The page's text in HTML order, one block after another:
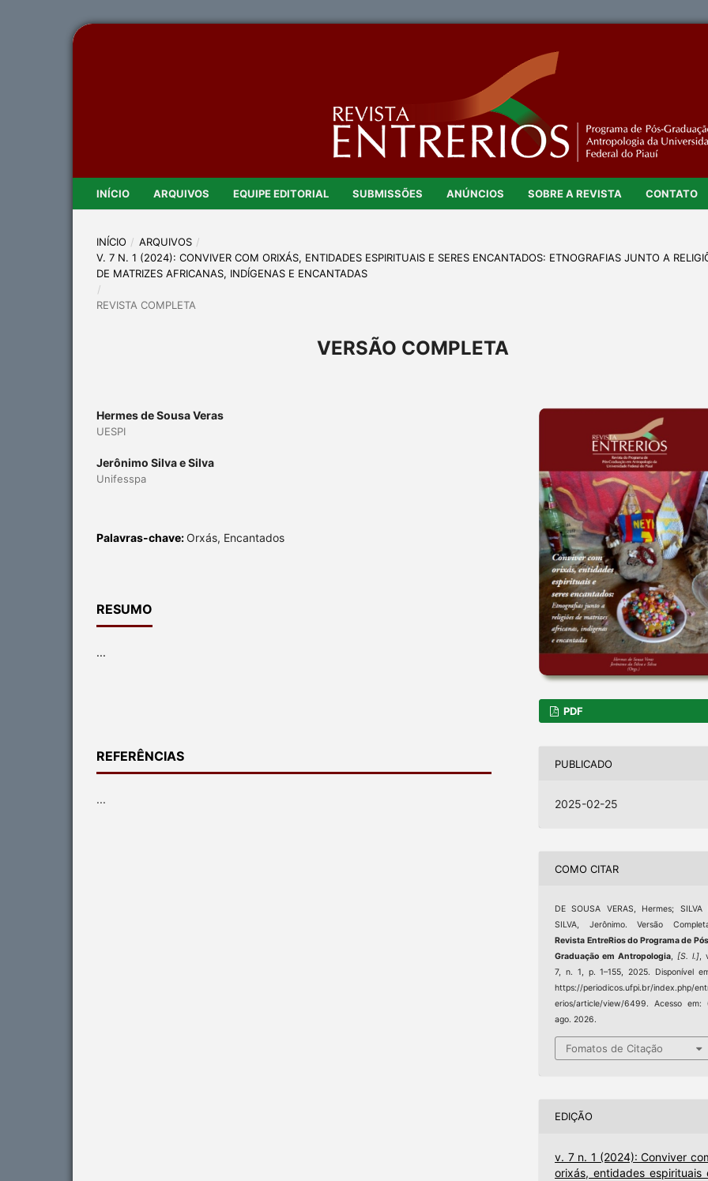
INÍCIO ARQUIVOS EQUIPE EDITORIAL SUBMISSÕES ANÚNCIOS SOBRE A REVISTA CONTATO
INÍCIO / ARQUIVOS /
V. 7 N. 1 (2024): CONVIVER COM ORIXÁS, ENTIDADES ESPIRITUAIS E SERES ENCANTADOS: ETNOGRAFIAS JUNTO A
DE MATRIZES AFRICANAS, INDÍGENAS E ENCANTADAS
/
REVISTA COMPLETA
VERSÃO COMPLETA
Hermes de Sousa Veras
UESPI
Jerônimo Silva e Silva
Unifesspa
Palavras-chave: Orxás, Encantados
RESUMO
...
REFERÊNCIAS
...
PDF
PUBLICADO
2025-02-25
COMO CITAR
DE SOUSA VERAS, Hermes; SILVA
SILVA, Jerônimo. Versão
Revista EntreRios do Programa de
Graduação em Antropologia,[S. l.],
7, n. 1, p. 1–155, 2025. Disponível
https://periodicos.ufpi.br/index.php/
erios/article/view/6499. Acesso em:
ago. 2026.
Fomatos de Citação
EDIÇÃO
v. 7 n. 1 (2024): Conviver
orixás, entidades espirituais